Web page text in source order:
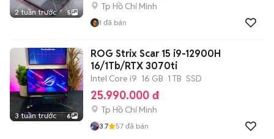
2 tuần trước 5
Tp Hồ Chí Minh
1 đã bán
3 tuần trước 6
ROG Strix Scar 15 i9-12900H
16/1Tb/RTX 3070ti
Intel Core i9 16 GB 1 TB SSD
25.990.000 đ
Tp Hồ Chí Minh
3.7 57 đã bán